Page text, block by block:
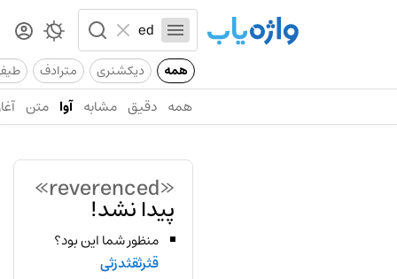
همه دیکشنری مترادف
همه دقیق مشابه آوا متن
«reverenced»
پیدا نشد!
منظور شما این بود؟
قثرثقثدزثی